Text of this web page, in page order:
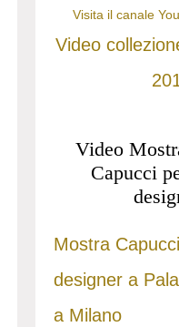
Visita il canale
Video
Video
Capucci
Mostra
designer a
a Milano